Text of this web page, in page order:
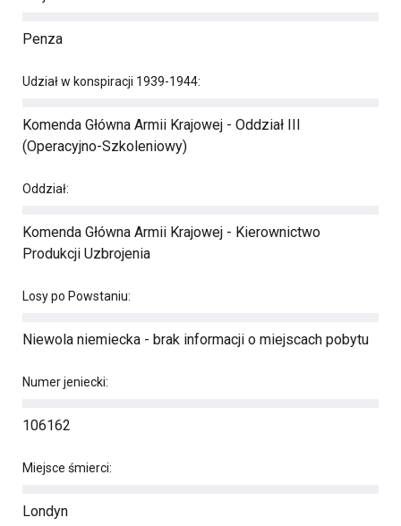
Penza
Udział w konspiracji 1939-1944:
Komenda Główna Armii Krajowej - Oddział III
(Operacyjno-Szkoleniowy)
Oddział:
Komenda Główna Armii Krajowej - Kierownictwo
Produkcji Uzbrojenia
Losy po Powstaniu:
Niewola niemiecka - brak informacji o miejscach pobytu
Numer jeniecki:
106162
Miejsce śmierci:
Londyn